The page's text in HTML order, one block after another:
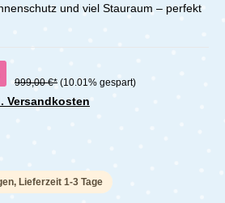
und viel Stauraum – perfekt
999,00 €* (10.01% gespart)
Versandkosten
von 0 von 5 Sternen
Lieferzeit 1-3 Tage